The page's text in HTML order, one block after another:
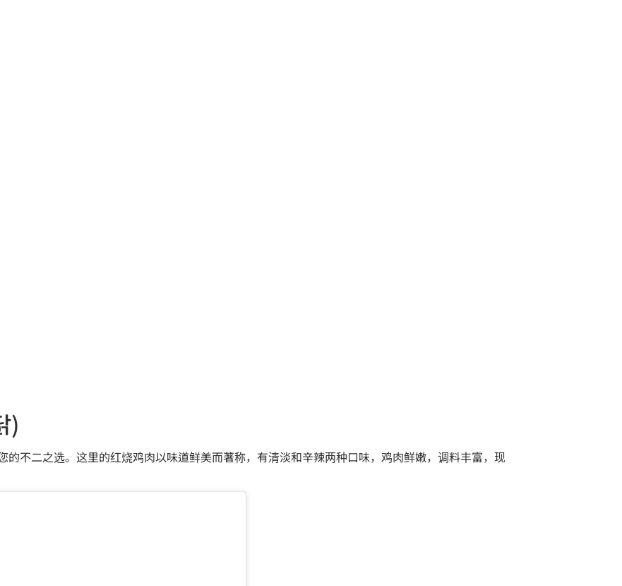
)
不二之选。这里的红烧鸡肉以味道鲜美而著称，有清淡和辛辣两种口味，鸡肉鲜嫩，调料丰富，现